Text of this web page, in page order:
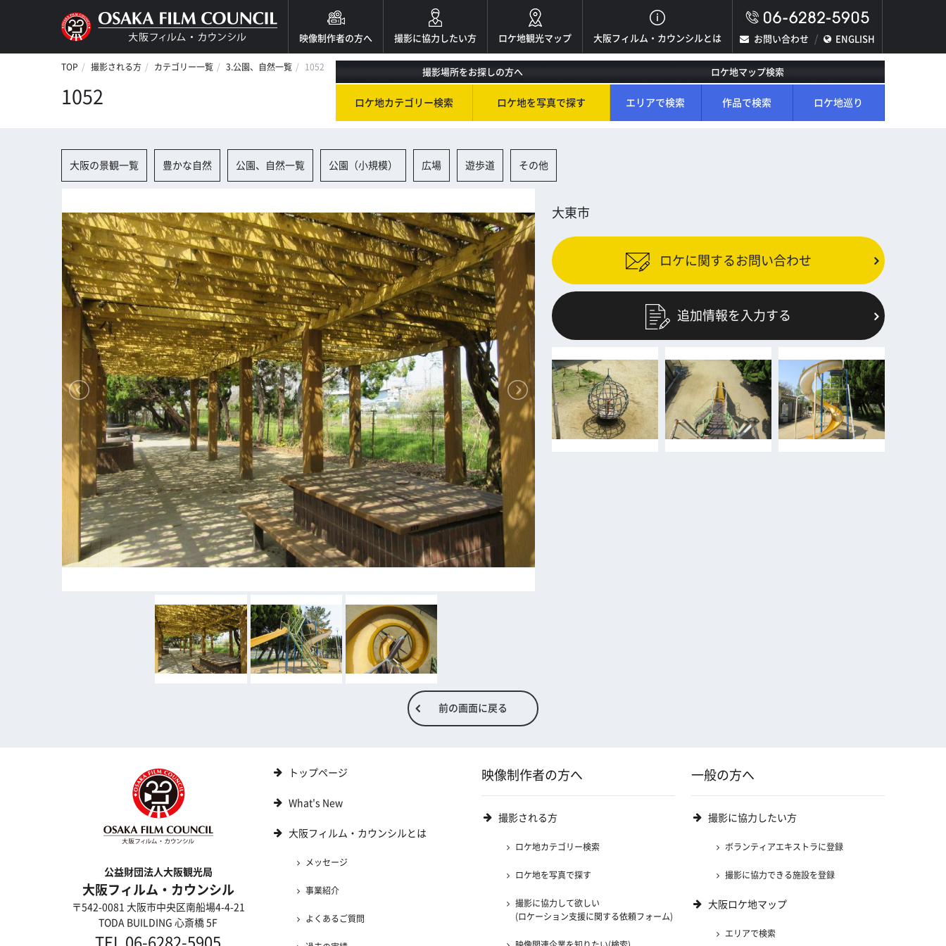
映像制作者の方へ 撮影に協力したい方 ロケ地観光マップ 大阪フィルム・カウンシルとは お問い合わせ ENGLISH
TOP 撮影される方 カテゴリー一覧 3.公園、自然一覧 1052
1052
撮影場所をお探しの方へ
ロケ地カテゴリー検索 ロケ地を写真で探す
ロケ地マップ検索
エリアで検索 作品で検索 ロケ地巡り
大阪の景観一覧 豊かな自然 公園、自然一覧 公園（小規模） 広場 遊歩道 その他
大東市
ロケに関するお問い合わせ
追加情報を入力する
前の画面に戻る
公益財団法人大阪観光局
大阪フィルム・カウンシル
〒542-0081 大阪市中央区南船場4-4-21
TODA BUILDING 心斎橋 5F
TEL 06-6282-5905
トップページ
What's New
大阪フィルム・カウンシルとは
メッセージ
事業紹介
よくあるご質問
映像制作者の方へ
撮影される方
ロケ地カテゴリー検索
ロケ地を写真で探す
撮影に協力して欲しい
(ロケーション支援に関する依頼フォーム)
映像関連企業を知りたい(検索)
一般の方へ
撮影に協力したい方
ボランティアエキストラに登録
撮影に協力できる施設を登録
大阪ロケ地マップ
エリアで検索